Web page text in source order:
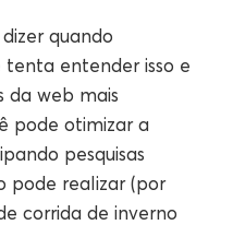
quando
entender isso e
da web mais
pode otimizar a
pesquisas
pode realizar (por
corrida de inverno